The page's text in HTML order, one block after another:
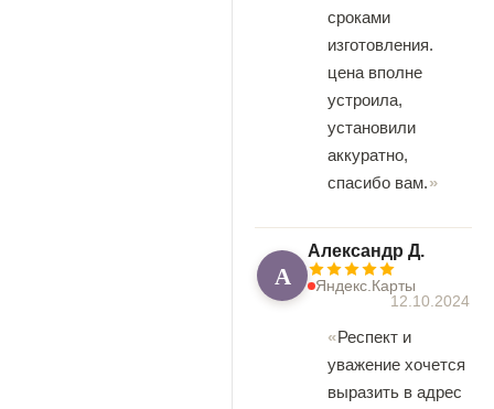
сроками
изготовления.
цена вполне
устроила,
установили
аккуратно,
спасибо вам.
А
Александр Д.
Яндекс.Карты
12.10.2024
Респект и
уважение хочется
выразить в адрес